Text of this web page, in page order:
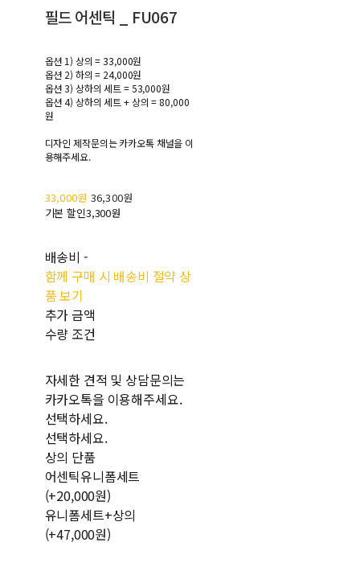
필드 어센틱 _ FU067
옵션 1) 상의 = 33,000원
옵션 2) 하의 = 24,000원
옵션 3) 상하의 세트 = 53,000원
옵션 4) 상하의 세트 + 상의 = 80,000
원
디자인 제작문의는 카카오톡 채널을 이
용해주세요.
33,000원 36,300원
기본 할인3,300원
배송비 -
함께 구매 시 배송비 절약 상
품 보기
추가 금액
수량 조건
자세한 견적 및 상담문의는
카카오톡을 이용해주세요.
선택하세요.
선택하세요.
상의 단품
어센틱유니폼세트
(+20,000원)
유니폼세트+상의
(+47,000원)